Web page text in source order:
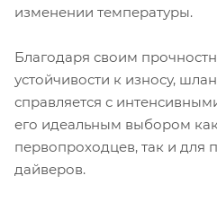
изменении температуры.
Благодаря своим
устойчивости к износу,
справляется с
его идеальным выбором
первопроходцев, так и для
дайверов.